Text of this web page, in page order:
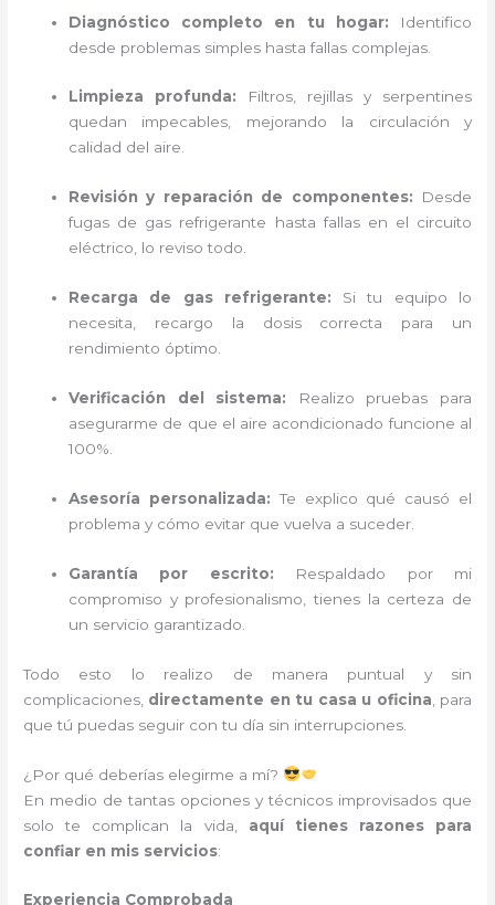
Diagnóstico completo en tu hogar: Identifico
desde problemas simples hasta fallas complejas.
Limpieza profunda: Filtros, rejillas y serpentines
quedan impecables, mejorando la circulación y
calidad del aire.
Revisión y reparación de componentes: Desde
fugas de gas refrigerante hasta fallas en el circuito
eléctrico, lo reviso todo.
Recarga de gas refrigerante: Si tu equipo lo
necesita, recargo la dosis correcta para un
rendimiento óptimo.
Verificación del sistema: Realizo pruebas para
asegurarme de que el aire acondicionado funcione al
100%.
Asesoría personalizada: Te explico qué causó el
problema y cómo evitar que vuelva a suceder.
Garantía por escrito: Respaldado por mi
compromiso y profesionalismo, tienes la certeza de
un servicio garantizado.
Todo esto lo realizo de manera puntual y sin
complicaciones, directamente en tu casa u oficina , para
que tú puedas seguir con tu día sin interrupciones.
¿Por qué deberías elegirme a mí?
En medio de tantas opciones y técnicos improvisados que
solo te complican la vida, aquí tienes razones para
confiar en mis servicios:
Experiencia Comprobada